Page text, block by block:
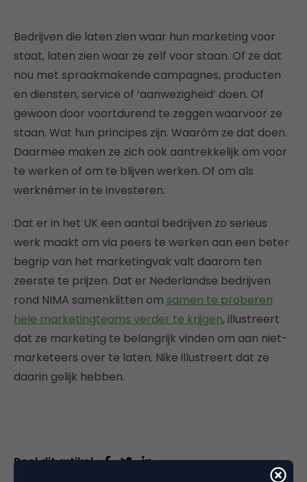
Bedrijven die laten zien waar hun marketing voor
staat, laten zien waar ze zelf voor staan. Of ze dat
nou met spraakmakende campagnes, producten
en diensten, service of ‘aanwezigheid’ doen. Of
gewoon door voortdurend te zeggen waarvoor ze
staan. Wat hun principes zijn. Waaróm ze dat doen.
Daarmee maken ze zich ook aantrekkelijk om voor
te werken of om te blijven werken. Of om als
werknémer in te investeren.
Dat er in het UK een aantal bedrijven zo serieus
werk maakt om via peers te werken aan een beter
begrip van het marketingvak valt daarom ten
zeerste te prijzen. Dat er Nederlandse bedrijven
rond NIMA samenklitten om samen te proberen
hele marketingteams verder te krijgen, illustreert
dat ze marketing te belangrijk vinden om aan niet-
marketeers over te laten. Nike illustreert dat ze
daarin gelijk hebben.
Deel dit artikel